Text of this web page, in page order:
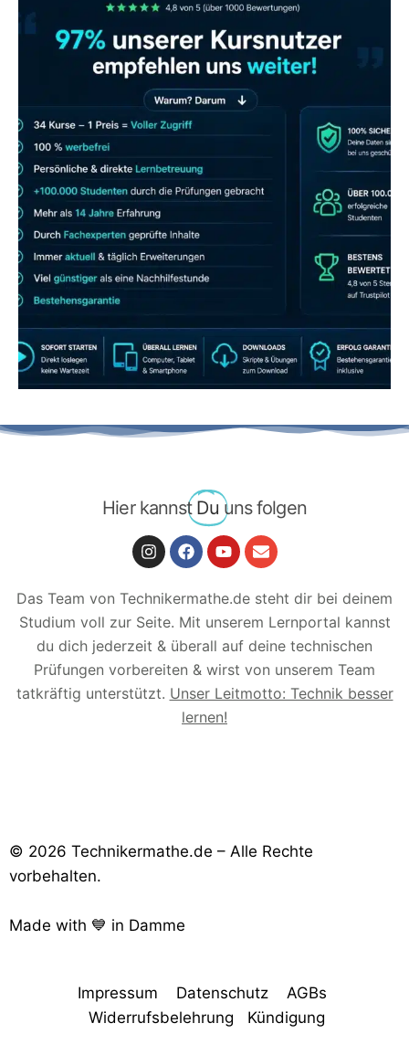
LERNEN
Hier kannst Du uns folgen
Das Team von Technikermathe.de steht dir bei deinem
Studium voll zur Seite. Mit unserem Lernportal kannst
du dich jederzeit & überall auf deine technischen
Prüfungen vorbereiten & wirst von unserem Team
tatkräftig unterstützt. Unser Leitmotto: Technik besser
lernen!
© 2026 Technikermathe.de – Alle Rechte
vorbehalten.
Made with 💙 in Damme
Impressum Datenschutz
AGBs
Widerrufsbelehrung
Kündigung